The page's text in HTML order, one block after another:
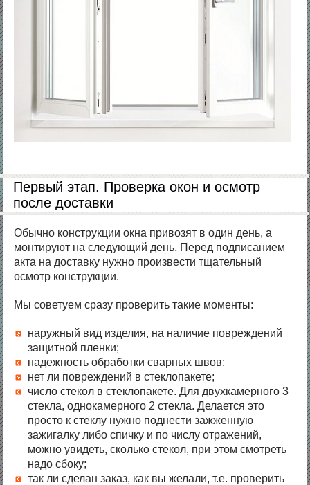
Первый этап. Проверка окон и осмотр
после доставки
Обычно конструкции окна привозят в один день, а
монтируют на следующий день. Перед подписанием
акта на доставку нужно произвести тщательный
осмотр конструкции.
Мы советуем сразу проверить такие моменты:
наружный вид изделия, на наличие повреждений
защитной пленки;
надежность обработки сварных швов;
нет ли повреждений в стеклопакете;
число стекол в стеклопакете. Для двухкамерного 3
стекла, однокамерного 2 стекла. Делается это
просто к стеклу нужно поднести зажженную
зажигалку либо спичку и по числу отражений,
можно увидеть, сколько стекол, при этом смотреть
надо сбоку;
так ли сделан заказ, как вы желали, т.е. проверить